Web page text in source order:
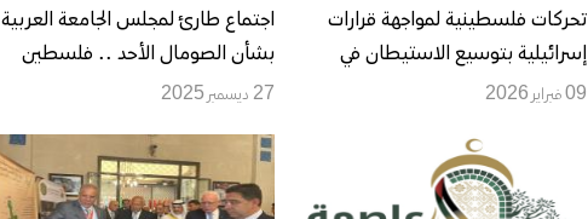
تحركات فلسطينية لمواجهة قرارات
إسرائيلية بتوسيع الاستيطان في
الضفة الغربية
09 فبراير 2026
اجتماع طارئ لمجلس الجامعة العربية
بشأن الصومال الأحد .. فلسطين
ودول عربية واسلامية تندد باعتراف
27 ديسمبر 2025